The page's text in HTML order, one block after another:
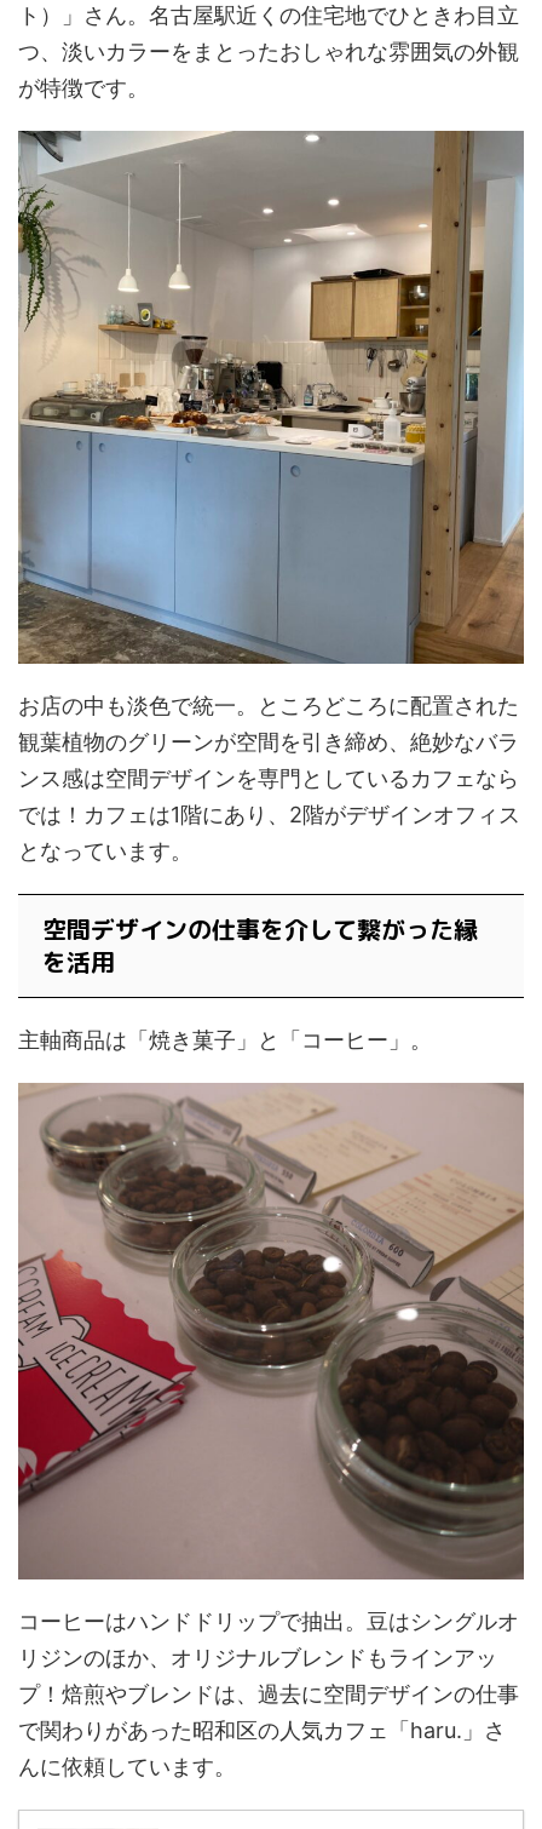
ト）」さん。名古屋駅近くの住宅地でひときわ目立
つ、淡いカラーをまとったおしゃれな雰囲気の外観
が特徴です。
お店の中も淡色で統一。ところどころに配置された
観葉植物のグリーンが空間を引き締め、絶妙なバラ
ンス感は空間デザインを専門としているカフェなら
では！カフェは1階にあり、2階がデザインオフィス
となっています。
空間デザインの仕事を介して繋がった縁
を活用
主軸商品は「焼き菓子」と「コーヒー」。
コーヒーはハンドドリップで抽出。豆はシングルオ
リジンのほか、オリジナルブレンドもラインアッ
プ！焙煎やブレンドは、過去に空間デザインの仕事
で関わりがあった昭和区の人気カフェ「haru.」さ
んに依頼しています。